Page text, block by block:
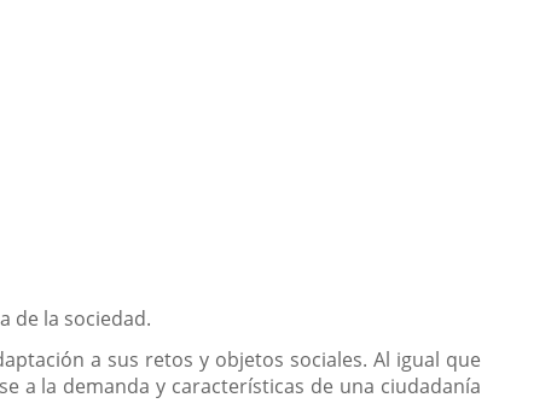
de la sociedad.
a sus retos y objetos sociales. Al igual que
a la demanda y características de una ciudadanía